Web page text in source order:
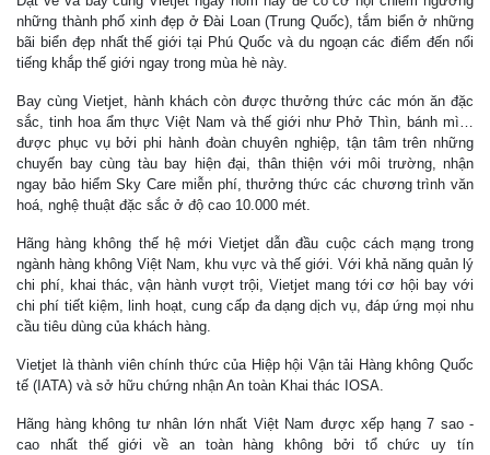
những thành phố xinh đẹp ở Đài Loan (Trung Quốc), tắm biển ở những
bãi biển đẹp nhất thế giới tại Phú Quốc và du ngoạn các điểm đến nổi
tiếng khắp thế giới ngay trong mùa hè này.
Bay cùng Vietjet, hành khách còn được thưởng thức các món ăn đặc
sắc, tinh hoa ẩm thực Việt Nam và thế giới như Phở Thìn, bánh mì…
được phục vụ bởi phi hành đoàn chuyên nghiệp, tận tâm trên những
chuyến bay cùng tàu bay hiện đại, thân thiện với môi trường, nhận
ngay bảo hiểm Sky Care miễn phí, thưởng thức các chương trình văn
hoá, nghệ thuật đặc sắc ở độ cao 10.000 mét.
Hãng hàng không thế hệ mới Vietjet dẫn đầu cuộc cách mạng trong
ngành hàng không Việt Nam, khu vực và thế giới. Với khả năng quản lý
chi phí, khai thác, vận hành vượt trội, Vietjet mang tới cơ hội bay với
chi phí tiết kiệm, linh hoạt, cung cấp đa dạng dịch vụ, đáp ứng mọi nhu
cầu tiêu dùng của khách hàng.
Vietjet là thành viên chính thức của Hiệp hội Vận tải Hàng không Quốc
tế (IATA) và sở hữu chứng nhận An toàn Khai thác IOSA.
Hãng hàng không tư nhân lớn nhất Việt Nam được xếp hạng 7 sao -
cao nhất thế giới về an toàn hàng không bởi tổ chức uy tín